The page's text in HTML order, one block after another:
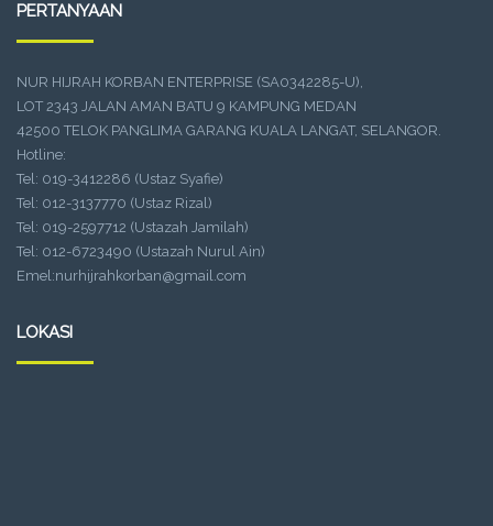
PERTANYAAN
NUR HIJRAH KORBAN ENTERPRISE (SA0342285-U),
LOT 2343 JALAN AMAN BATU 9 KAMPUNG MEDAN
42500 TELOK PANGLIMA GARANG KUALA LANGAT, SELANGOR.
Hotline:
Tel: 019-3412286 (Ustaz Syafie)
Tel: 012-3137770 (Ustaz Rizal)
Tel: 019-2597712 (Ustazah Jamilah)
Tel: 012-6723490 (Ustazah Nurul Ain)
Emel:nurhijrahkorban@gmail.com
LOKASI